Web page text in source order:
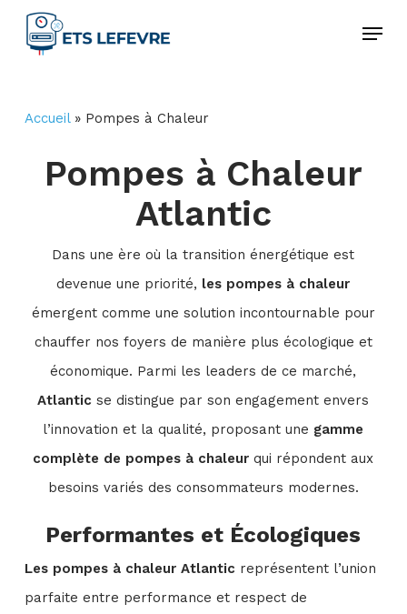
Skip
Menu
Accueil» Pompes à Chaleur
Pompes à Chaleur
Atlantic
Dans une ère où la transition énergétique est
devenue une priorité, les pompes à chaleur
émergent comme une solution incontournable pour
chauffer nos foyers de manière plus écologique et
économique. Parmi les leaders de ce marché,
Atlantic se distingue par son engagement envers
l’innovation et la qualité, proposant une gamme
complète de pompes à chaleur qui répondent aux
besoins variés des consommateurs modernes.
Performantes et Écologiques
Les pompes à chaleur Atlantic représentent l’union
parfaite entre performance et respect de